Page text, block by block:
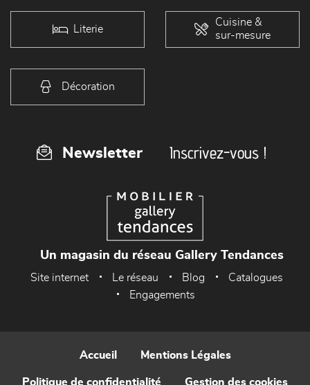
Literie
Cuisine &
sur-mesure
Décoration
Newsletter Inscrivez-vous !
Un magasin du réseau Gallery Tendances
Site internet Le réseau Blog
Catalogues
Engagements
Accueil Mentions Légales
Politique de confidentialité Gestion des cookies